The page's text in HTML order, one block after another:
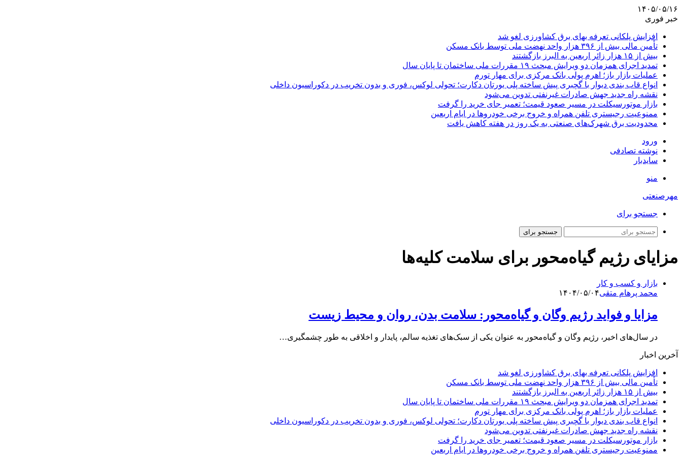
۱۴۰۵/۰۵/۱۶
خبر فوری
افزایش پلکانی تعرفه بهای برق کشاورزی لغو شد
تأمین مالی بیش از ۳۹۶ هزار واحد نهضت ملی توسط بانک مسکن
بیش از ۱۵ هزار زائر اربعین به البرز بازگشتند
تمدید اجرای همزمان دو ویرایش مبحث ۱۹ مقررات ملی ساختمان تا پایان سال
عملیات بازار باز؛ اهرم پولی بانک مرکزی برای مهار تورم
انواع قاب بندی دیوار با گچبری پیش ساخته پلی یورتان دکارت؛ تحولی لوکس، فوری و بدون تخریب در دکوراسیون داخلی
نقشه راه جدید جهش صادرات غیرنفتی تدوین می‌شود
بازار موتورسیکلت در مسیر صعود قیمت؛ تعمیر جای خرید را گرفت
ممنوعیت رجیستری تلفن همراه و خروج برخی خودروها در ایام اربعین
محدودیت برق شهرک‌های صنعتی به یک روز در هفته کاهش یافت
ورود
نوشته تصادفی
سایدبار
منو
مهرصنعتی
جستجو برای
جستجو برای
مزایای رژیم گیاه‌محور برای سلامت کلیه‌ها
بازار و کسب و کار
محمد پرهام متقی۱۴۰۴/۰۵/۰۴
مزایا و فواید رژیم وگان و گیاه‌محور: سلامت بدن، روان و محیط زیست
در سال‌های اخیر، رژیم وگان و گیاه‌محور به عنوان یکی از سبک‌های تغذیه سالم، پایدار و اخلاقی به طور چشمگیری…
آخرین اخبار
افزایش پلکانی تعرفه بهای برق کشاورزی لغو شد
تأمین مالی بیش از ۳۹۶ هزار واحد نهضت ملی توسط بانک مسکن
بیش از ۱۵ هزار زائر اربعین به البرز بازگشتند
تمدید اجرای همزمان دو ویرایش مبحث ۱۹ مقررات ملی ساختمان تا پایان سال
عملیات بازار باز؛ اهرم پولی بانک مرکزی برای مهار تورم
انواع قاب بندی دیوار با گچبری پیش ساخته پلی یورتان دکارت؛ تحولی لوکس، فوری و بدون تخریب در دکوراسیون داخلی
نقشه راه جدید جهش صادرات غیرنفتی تدوین می‌شود
بازار موتورسیکلت در مسیر صعود قیمت؛ تعمیر جای خرید را گرفت
ممنوعیت رجیستری تلفن همراه و خروج برخی خودروها در ایام اربعین